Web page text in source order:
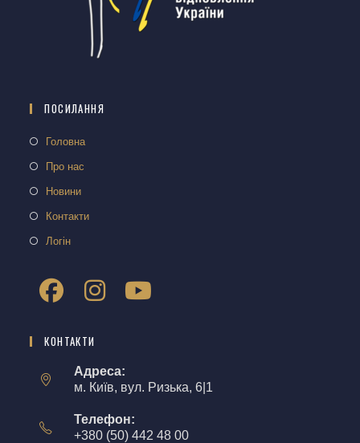
ПОСИЛАННЯ
Головна
Про нас
Новини
Контакти
Логін
КОНТАКТИ
Адреса:
м. Київ, вул. Ризька, 6|1
Телефон:
+380 (50) 442 48 00